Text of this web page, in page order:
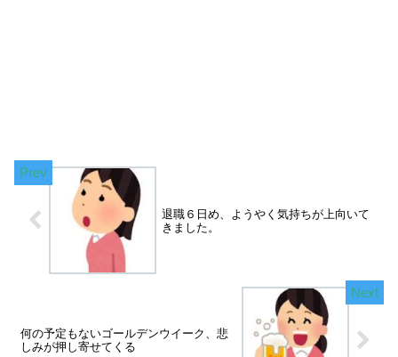
退職６日め、ようやく気持ちが上向いて
きました。
何の予定もないゴールデンウイーク、悲
しみが押し寄せてくる